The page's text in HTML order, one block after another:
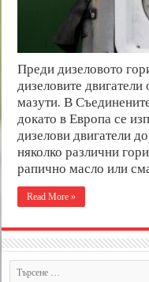
Преди дизеловото
дизеловите
мазути. В
докато в Европа се
дизелови двигатели
няколко различни
рапично масло или
Read More »